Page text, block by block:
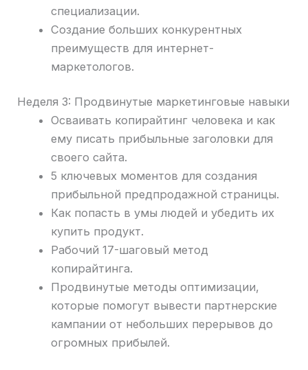
специализации.
Создание больших конкурентных
преимуществ для интернет-
маркетологов.
Неделя 3: Продвинутые маркетинговые навыки
Осваивать копирайтинг человека и как
ему писать прибыльные заголовки для
своего сайта.
5 ключевых моментов для создания
прибыльной предпродажной страницы.
Как попасть в умы людей и убедить их
купить продукт.
Рабочий 17-шаговый метод
копирайтинга.
Продвинутые методы оптимизации,
которые помогут вывести партнерские
кампании от небольших перерывов до
огромных прибылей.